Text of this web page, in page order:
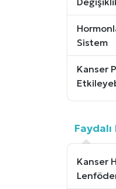
Sistem
Kanser
Kanser